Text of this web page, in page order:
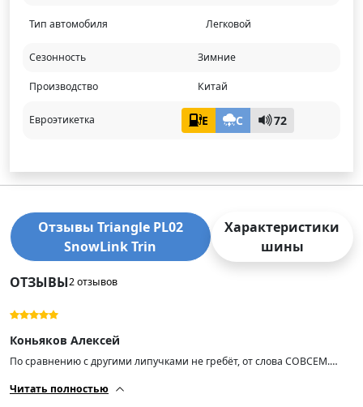
Тип автомобиля Легковой
Сезонность Зимние
Производство Китай
Евроэтикетка E C 72
Отзывы Triangle PL02
SnowLink Trin
Характеристики
шины
ОТЗЫВЫ2 отзывов
Коньяков Алексей
По сравнению с другими липучками не гребёт, от слова СОВСЕМ.
добавить 30 т.р. и купить хорошую.
Читать полностью